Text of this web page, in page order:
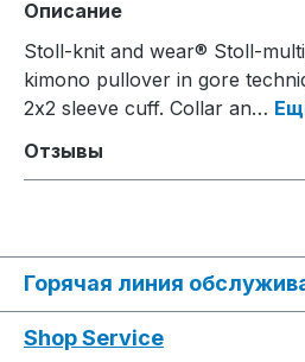
Описание
Stoll-knit and wear® Stoll-
kimono pullover in gore
2x2 sleeve cuff. Collar an…
Отзывы
Горячая линия
Shop Service